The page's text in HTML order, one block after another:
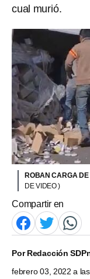
cual murió.
ROBAN CARGA
DE VIDEO )
Compartir en
PorRedacción
febrero 03, 2022 a